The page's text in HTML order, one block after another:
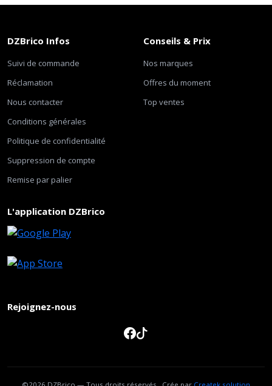
DZBrico Infos
Suivi de commande
Réclamation
Nous contacter
Conditions générales
Politique de confidentialité
Suppression de compte
Remise par palier
Conseils & Prix
Nos marques
Offres du moment
Top ventes
L'application DZBrico
Rejoignez-nous